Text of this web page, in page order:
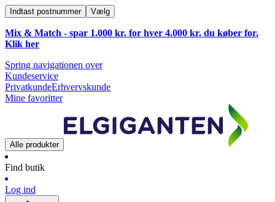
Indtast postnummer Vælg
Mix & Match - spar 1.000 kr. for hver 4.000 kr. du køber for.
Klik her
Spring navigationen over
Kundeservice
PrivatkundeErhvervskunde
Mine favoritter
Alle produkter
Find butik
Log ind